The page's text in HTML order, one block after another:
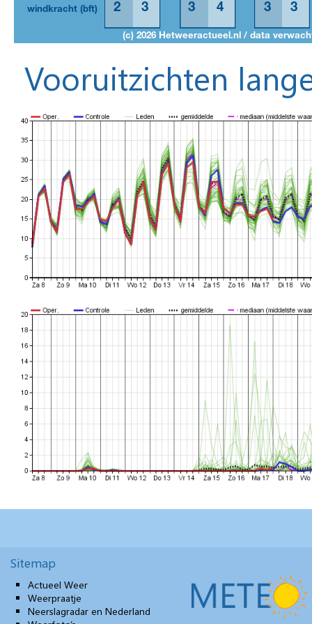
Vooruitzichten
Sitemap
Actueel Weer
Weerpraatje
Neerslagradar en Nederland